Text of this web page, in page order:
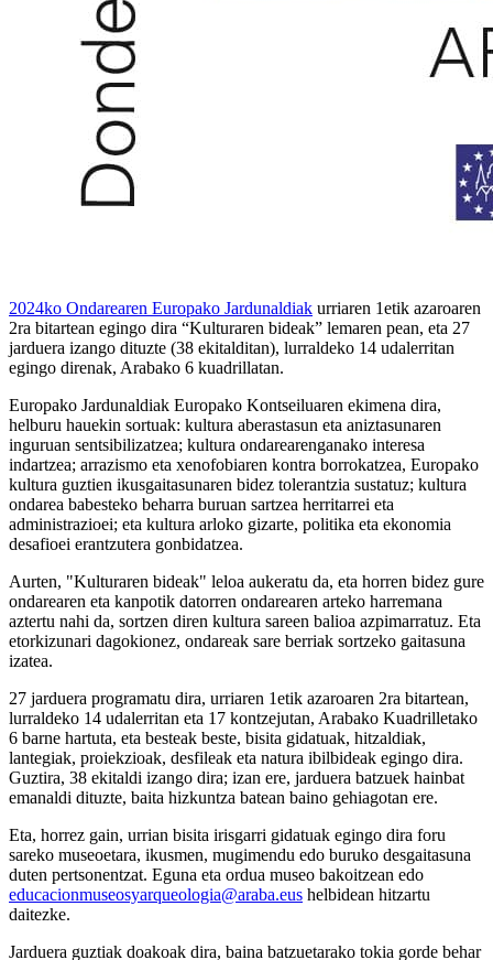
2024ko Ondarearen Europako Jardunaldiak urriaren 1etik azaroaren
2ra bitartean egingo dira “Kulturaren bideak” lemaren pean, eta 27
jarduera izango dituzte (38 ekitalditan), lurraldeko 14 udalerritan
egingo direnak, Arabako 6 kuadrillatan.
Europako Jardunaldiak Europako Kontseiluaren ekimena dira,
helburu hauekin sortuak: kultura aberastasun eta aniztasunaren
inguruan sentsibilizatzea; kultura ondarearenganako interesa
indartzea; arrazismo eta xenofobiaren kontra borrokatzea, Europako
kultura guztien ikusgaitasunaren bidez tolerantzia sustatuz; kultura
ondarea babesteko beharra buruan sartzea herritarrei eta
administrazioei; eta kultura arloko gizarte, politika eta ekonomia
desafioei erantzutera gonbidatzea.
Aurten, "Kulturaren bideak" leloa aukeratu da, eta horren bidez gure
ondarearen eta kanpotik datorren ondarearen arteko harremana
aztertu nahi da, sortzen diren kultura sareen balioa azpimarratuz. Eta
etorkizunari dagokionez, ondareak sare berriak sortzeko gaitasuna
izatea.
27 jarduera programatu dira, urriaren 1etik azaroaren 2ra bitartean,
lurraldeko 14 udalerritan eta 17 kontzejutan, Arabako Kuadrilletako
6 barne hartuta, eta besteak beste, bisita gidatuak, hitzaldiak,
lantegiak, proiekzioak, desfileak eta natura ibilbideak egingo dira.
Guztira, 38 ekitaldi izango dira; izan ere, jarduera batzuek hainbat
emanaldi dituzte, baita hizkuntza batean baino gehiagotan ere.
Eta, horrez gain, urrian bisita irisgarri gidatuak egingo dira foru
sareko museoetara, ikusmen, mugimendu edo buruko desgaitasuna
duten pertsonentzat. Eguna eta ordua museo bakoitzean edo
educacionmuseosyarqueologia@araba.eus helbidean hitzartu
daitezke.
Jarduera guztiak doakoak dira, baina batzuetarako tokia gorde behar